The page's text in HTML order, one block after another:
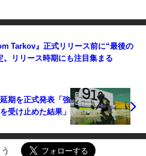
Tarkov』正式リリース前に“最後の
。リリース時期にも注目集まる
期を正式発表「強
受け止めた結果」